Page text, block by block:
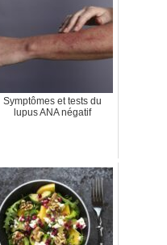
Symptômes et tests du
lupus ANA négatif